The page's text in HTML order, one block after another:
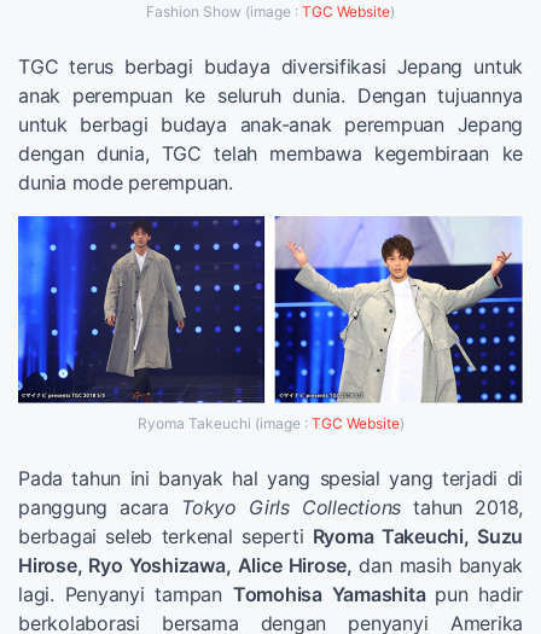
Fashion Show (image : TGC Website)
TGC terus berbagi budaya diversifikasi Jepang untuk
anak perempuan ke seluruh dunia. Dengan tujuannya
untuk berbagi budaya anak-anak perempuan Jepang
dengan dunia, TGC telah membawa kegembiraan ke
dunia mode perempuan.
Ryoma Takeuchi (image : TGC Website)
Pada tahun ini banyak hal yang spesial yang terjadi di
panggung acara Tokyo Girls Collections tahun 2018,
berbagai seleb terkenal seperti Ryoma Takeuchi, Suzu
Hirose, Ryo Yoshizawa, Alice Hirose,dan masih banyak
lagi. Penyanyi tampan Tomohisa Yamashita pun hadir
berkolaborasi bersama dengan penyanyi Amerika